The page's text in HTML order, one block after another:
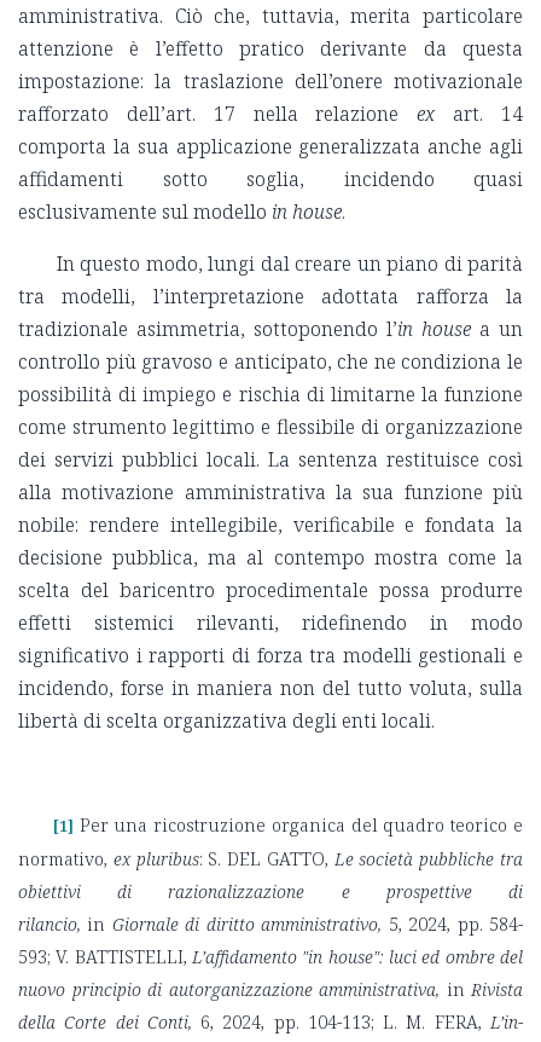
amministrativa. Ciò che, tuttavia, merita particolare
attenzione è l’effetto pratico derivante da questa
impostazione: la traslazione dell’onere motivazionale
rafforzato dell’art. 17 nella relazioneexart. 14
comporta la sua applicazione generalizzata anche agli
affidamenti sotto soglia, incidendo quasi
esclusivamente sul modello in house.
In questo modo, lungi dal creare un piano di parità
tra modelli, l’interpretazione adottata rafforza la
tradizionale asimmetria, sottoponendo l’in house a un
controllo più gravoso e anticipato, che ne condiziona le
possibilità di impiego e rischia di limitarne la funzione
come strumento legittimo e flessibile di organizzazione
dei servizi pubblici locali. La sentenza restituisce così
alla motivazione amministrativa la sua funzione più
nobile: rendere intellegibile, verificabile e fondata la
decisione pubblica, ma al contempo mostra come la
scelta del baricentro procedimentale possa produrre
effetti sistemici rilevanti, ridefinendo in modo
significativo i rapporti di forza tra modelli gestionali e
incidendo, forse in maniera non del tutto voluta, sulla
libertà di scelta organizzativa degli enti locali.
[1] Per una ricostruzione organica del quadro teorico e
normativo, ex pluribus: S. DEL GATTO, Le società pubbliche tra
obiettivi di razionalizzazione e prospettive di
rilancio, in Giornale di diritto amministrativo, 5, 2024, pp. 584-
593; V. BATTISTELLI, L’affidamento "in house": luci ed ombre del
nuovo principio di autorganizzazione amministrativa, in Rivista
della Corte dei Conti, 6, 2024, pp. 104-113; L. M. FERA,L’in-